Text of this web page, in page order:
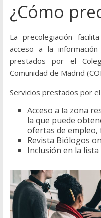
¿Cómo
La precolegiación
acceso a la
prestados por el
Comunidad de Madrid
Servicios prestados por
Acceso a la zona
la que puede
ofertas de empleo,
Revista Biólogos
Inclusión en la